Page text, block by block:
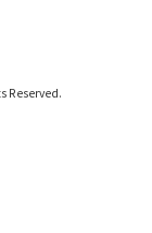
Reserved.